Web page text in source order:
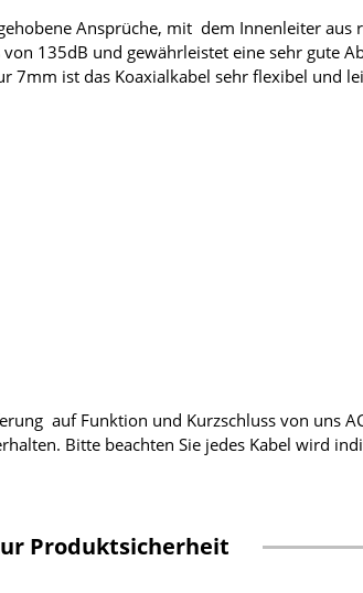
Ansprüche, mit dem Innenleiter aus
135dB und gewährleistet eine sehr gute
7mm ist das Koaxialkabel sehr flexibel und
auf Funktion und Kurzschluss von uns
Bitte beachten Sie jedes Kabel wird
Produktsicherheit